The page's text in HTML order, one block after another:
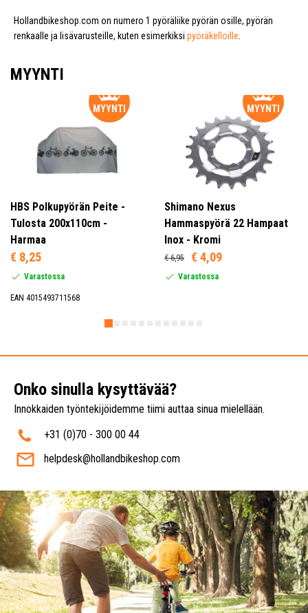
Hollandbikeshop.com on numero 1 pyöräliike pyörän osille, pyörän
renkaalle ja lisävarusteille, kuten esimerkiksi pyöräkelloille
MYYNTI
MYYNTI
HBS Polkupyörän Peite -
Tulosta 200x110cm -
Harmaa
€ 8,25
Varastossa
EAN 4015493711568
MYYNTI
Shimano Nexus
Hammaspyörä 22 Hampaat
Inox - Kromi
€ 6,95 € 4,09
Varastossa
Onko sinulla kysyttävää?
Innokkaiden työntekijöidemme tiimi auttaa sinua mielellään.
+31 (0)70 - 300 00 44
helpdesk@hollandbikeshop.com